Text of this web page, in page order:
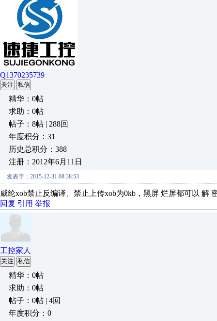
Q1370235739
关注 私信
精华：0帖
求助：0帖
帖子：8帖 | 288回
年度积分：31
历史总积分：388
注册：2012年6月11日
发表于：2015-12-31 08:38:53
威纶xob禁止反编译、禁止上传xob为0kb，黑屏 烂屏都可以 解
回复 引用 举报
工控家人
关注 私信
精华：0帖
求助：0帖
帖子：0帖 | 4回
年度积分：0